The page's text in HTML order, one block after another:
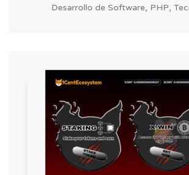
Desarrollo de Software, PHP,